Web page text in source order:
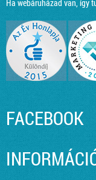
Ha webáruházad van, így
FACEBOOK